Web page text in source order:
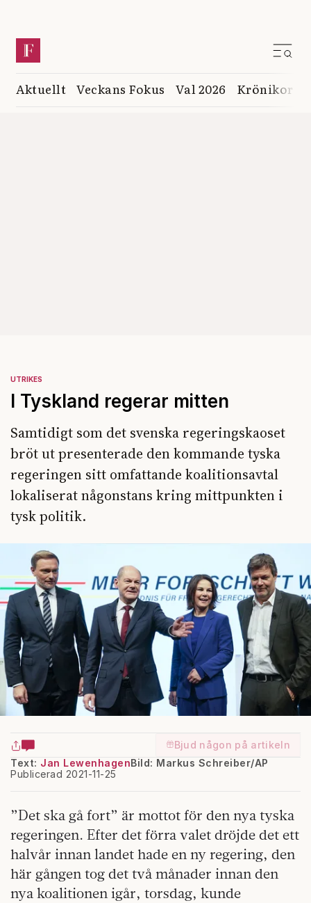
Aktuellt Veckans Fokus Val 2026 Krönikor
UTRIKES
I Tyskland regerar mitten
Samtidigt som det svenska regeringskaoset
bröt ut presenterade den kommande tyska
regeringen sitt omfattande koalitionsavtal
lokaliserat någonstans kring mittpunkten i
tysk politik.
Bjud någon på artikeln
Text: Jan Lewenhagen
Publicerad 2021-11-25
Bild: Markus Schreiber/AP
”Det ska gå fort” är mottot för den nya tyska
regeringen. Efter det förra valet dröjde det ett
halvår innan landet hade en ny regering, den
här gången tog det två månader innan den
nya koalitionen igår, torsdag, kunde